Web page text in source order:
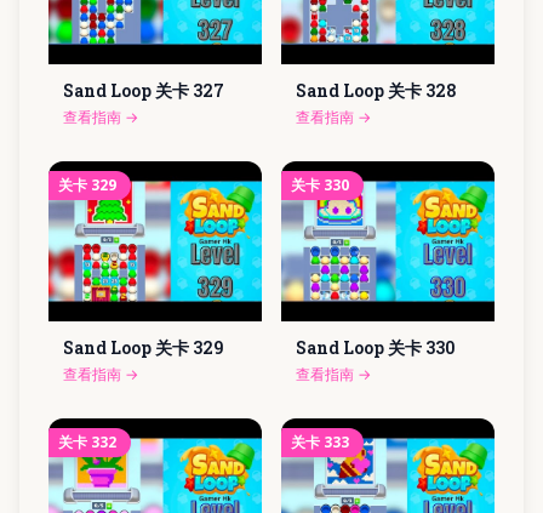
Sand Loop 关卡 327
查看指南 →
Sand Loop 关卡 328
查看指南 →
关卡 329
Sand Loop 关卡 329
查看指南 →
关卡 330
Sand Loop 关卡 330
查看指南 →
关卡 332 关卡 333